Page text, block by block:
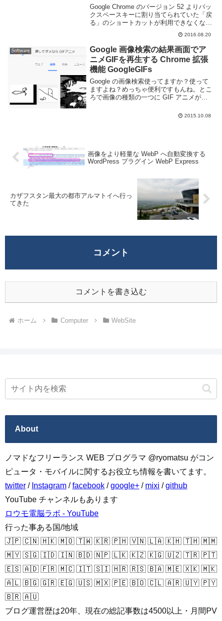
Google Chrome のバージョン 52 よりバッ
クスペースキーに割り当てられていた「戻
る」のショートカットが利用できなくなり
ました。テキストをバックスペースキーで
削除しようとして間違えてページを戻って
しまい入力したものが消えてしまう...
2016.08.20
Software
Google 画像検索の結果画面でア
ニメGIFを再生する Chrome 拡張
機能 GoogleGIFs
Google の画像検索使ってますか？使って
ますよね？めっちゃ便利ですもんね。とこ
ろで画像の種類の一つに GIF アニメがあ
ニメが再生されません。せっかくアニメな
2015.10.08
画像をより軽量な WebP へ自動変換する
WordPress プラグイン WebP Express
カザフスタン最大の都市アルマトイへ行っ
てきた
コメント
コメントを書き込む
ホーム Computer WebSite
About
ノマドなフリーランス WEB プログラマ @ryomatsu がコン
ピュータ・モバイルに関するお役立ち情報を書いてます。
twitter / Instagram /facebook /google+ / mixi /github
YouTube チャンネルもあります
ロウモ電脳ラボ - YouTube
行った事ある国/地域
🇯🇵 🇨🇳 🇭🇰 🇲🇴 🇹🇼 🇰🇷 🇵🇭 🇻🇳 🇱🇦 🇰🇭 🇹🇭 🇲🇲
🇲🇾 🇸🇬 🇮🇩 🇮🇳 🇧🇩 🇳🇵 🇱🇰 🇰🇿 🇰🇬 🇺🇿 🇹🇷 🇵🇹
🇪🇸 🇦🇩 🇫🇷 🇲🇨 🇮🇹 🇸🇮 🇭🇷 🇷🇸 🇧🇦 🇲🇪 🇽🇰 🇲🇰
🇦🇱 🇧🇬 🇬🇷 🇪🇬 🇺🇸 🇲🇽 🇵🇪 🇧🇴 🇨🇱 🇦🇷 🇺🇾 🇵🇾
🇧🇷 🇦🇺
ブログ運営歴は20年、現在の総記事数は4500以上・月間PV